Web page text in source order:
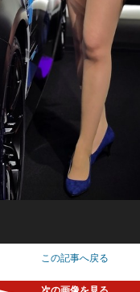
この記事へ戻る